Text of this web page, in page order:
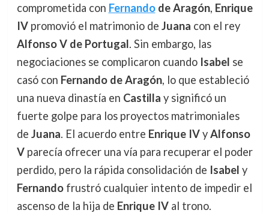
comprometida con Fernandode Aragón, Enrique
IVpromovió el matrimonio de Juana con el rey
Alfonso V de Portugal. Sin embargo, las
negociaciones se complicaron cuando Isabel se
casó con Fernando de Aragón, lo que estableció
una nueva dinastía en Castilla y significó un
fuerte golpe para los proyectos matrimoniales
de Juana. El acuerdo entre Enrique IVyAlfonso
Vparecía ofrecer una vía para recuperar el poder
perdido, pero la rápida consolidación de Isabel y
Fernandofrustró cualquier intento de impedir el
ascenso de la hija de Enrique IVal trono.